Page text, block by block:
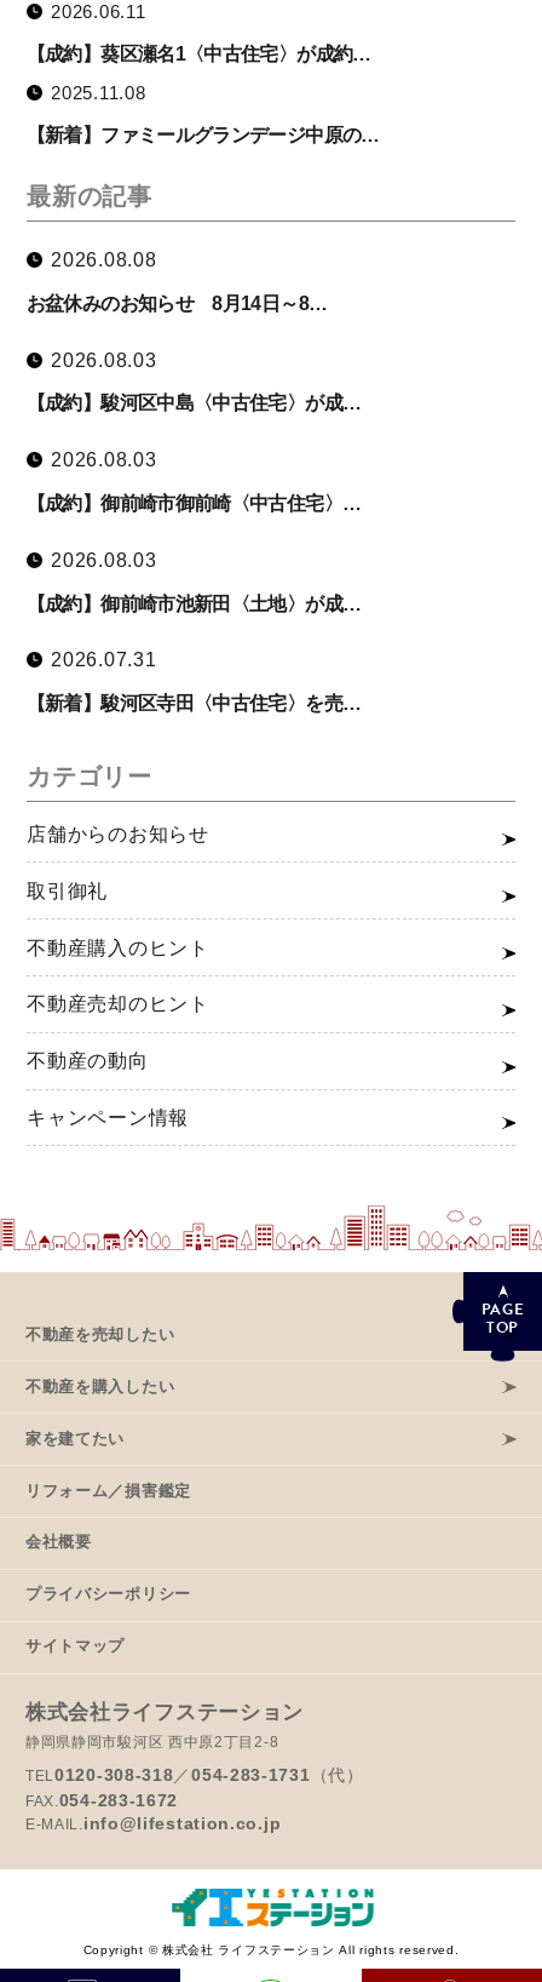
2026.06.11
【成約】葵区瀬名1〈中古住宅〉が成約…
2025.11.08
【新着】ファミールグランデージ中原の…
最新の記事
2026.08.08
お盆休みのお知らせ 8月14日～8…
2026.08.03
【成約】駿河区中島〈中古住宅〉が成…
2026.08.03
【成約】御前崎市御前崎〈中古住宅〉…
2026.08.03
【成約】御前崎市池新田〈土地〉が成…
2026.07.31
【新着】駿河区寺田〈中古住宅〉を売…
カテゴリー
店舗からのお知らせ
取引御礼
不動産購入のヒント
不動産売却のヒント
不動産の動向
キャンペーン情報
PAGE
TOP
不動産を売却したい
不動産を購入したい
家を建てたい
リフォーム／損害鑑定
会社概要
プライバシーポリシー
サイトマップ
株式会社ライフステーション
静岡県静岡市駿河区 西中原2丁目2-8
TEL0120-308-318／054-283-1731 （代）
FAX.054-283-1672
E-MAIL.info@lifestation.co.jp
Copyright © 株式会社 ライフステーション All rights reserved.